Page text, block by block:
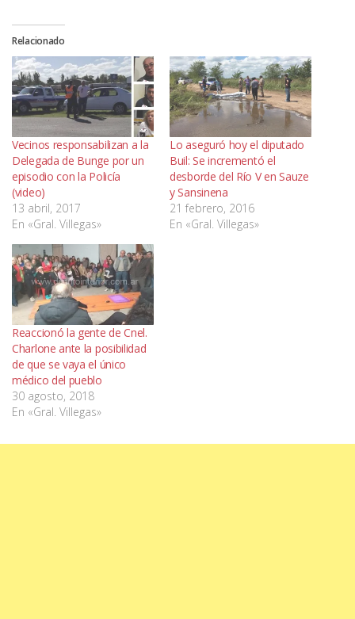
Relacionado
Vecinos responsabilizan a la
Delegada de Bunge por un
episodio con la Policía
(video)
13 abril, 2017
En «Gral. Villegas»
Lo aseguró hoy el diputado
Buil: Se incrementó el
desborde del Río V en Sauze
y Sansinena
21 febrero, 2016
En «Gral. Villegas»
Reaccionó la gente de Cnel.
Charlone ante la posibilidad
de que se vaya el único
médico del pueblo
30 agosto, 2018
En «Gral. Villegas»